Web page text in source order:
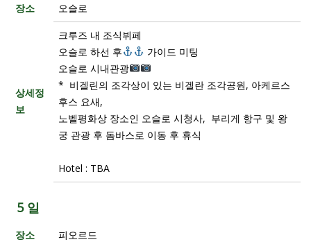
장소 오슬로
상세정
보
크루즈 내 조식뷔페
오슬로 하선 후
가이드 미팅
오슬로 시내관광
* 비겔린의 조각상이 있는 비겔란 조각공원, 아케르스
후스 요새,
노벨평화상 장소인 오슬로 시청사, 부리게 항구 및 왕
궁 관광 후 돔바스로 이동 후 휴식
Hotel : TBA
5 일
장소 피오르드